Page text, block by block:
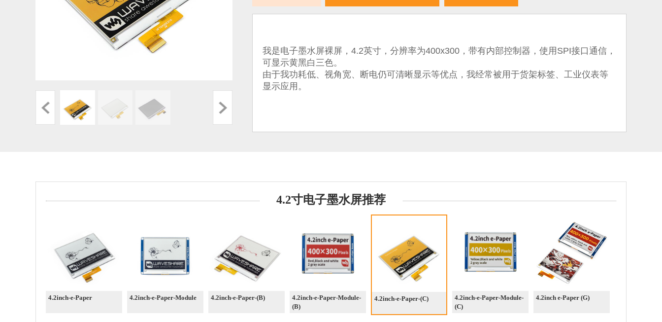
我是电子墨水屏裸屏，4.2英寸，分辨率为400x300，带有内部控制器，使用SPI接口通信，
可显示黄黑白三色。
由于我功耗低、视角宽、断电仍可清晰显示等优点，我经常被用于货架标签、工业仪表等
显示应用。
4.2寸电子墨水屏推荐
4.2inch-e-Paper 4.2inch-e-Paper-Module 4.2inch-e-Paper-(B)
4.2inch-e-Paper-Module-
(B)
4.2inch-e-Paper-(C)
4.2inch-e-Paper-Module-
(C)
4.2inch e-Paper (G)